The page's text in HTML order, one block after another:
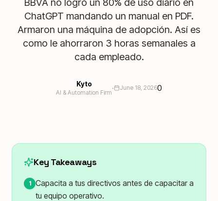
BBVA no logró un 80% de uso diario en
ChatGPT mandando un manual en PDF.
Armaron una máquina de adopción. Así es
como le ahorraron 3 horas semanales a
cada empleado.
Kyto
AI & Automation Firm· June 18, 20260
Key Takeaways
1
Capacita a tus directivos antes de capacitar a
tu equipo operativo.